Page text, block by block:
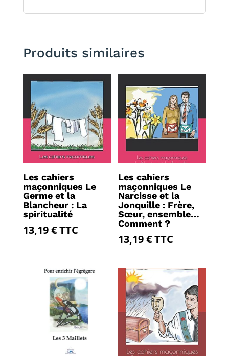
Produits similaires
Les cahiers
maçonniques Le
Germe et la
Blancheur : La
spiritualité
13,19€TTC
Les cahiers
maçonniques Le
Narcisse et la
Jonquille : Frère,
Sœur, ensemble…
Comment ?
13,19€TTC